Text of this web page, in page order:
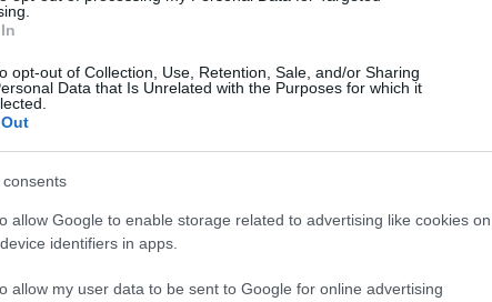
opt-out of Collection, Use, Retention, Sale, and/or Sharing
Data that Is Unrelated with the Purposes for which it
allow Google to enable storage related to advertising like cookies on
identifiers in apps.
allow my user data to be sent to Google for online advertising
0
Le voci delle sannite Jessica e
Alessia Giusti